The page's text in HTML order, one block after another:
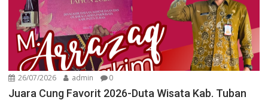
26/07/2026 admin 0
Juara Cung Favorit 2026-Duta Wisata Kab. Tuban